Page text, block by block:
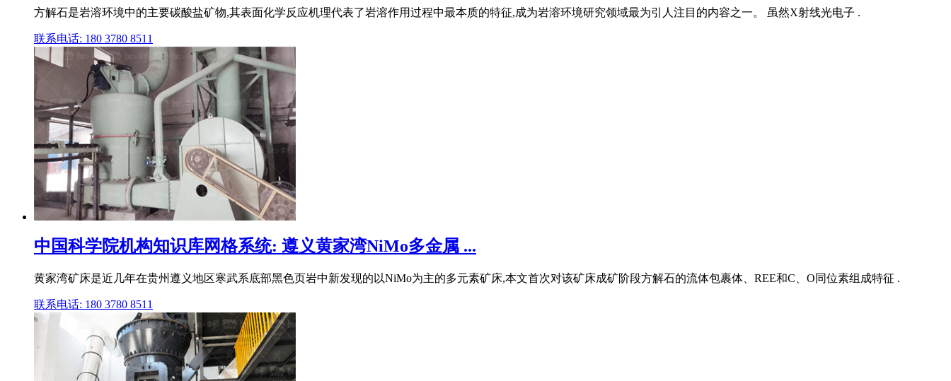
方解石是岩溶环境中的主要碳酸盐矿物,其表面化学反应机理代表了岩溶作用过程中最本质的特征,成为岩溶环境研究领域最为引人注目的内容之一。 虽然X射线光电子 .
联系电话: 180 3780 8511
中国科学院机构知识库网格系统: 遵义黄家湾NiMo多金属 ...
黄家湾矿床是近几年在贵州遵义地区寒武系底部黑色页岩中新发现的以NiMo为主的多元素矿床,本文首次对该矿床成矿阶段方解石的流体包裹体、REE和C、O同位素组成特征 .
联系电话: 180 3780 8511